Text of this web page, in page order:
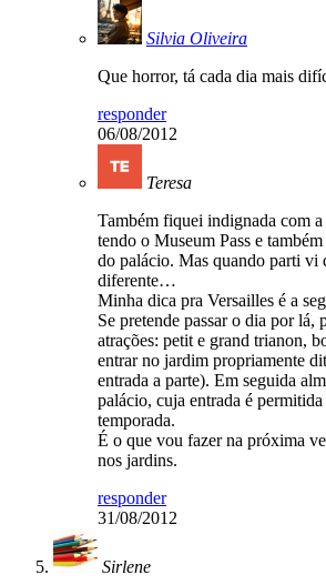
Silvia Oliveira
Que horror, tá cada dia mais
responder
06/08/2012
Teresa
Também fiquei indignada com
tendo o Museum Pass e
do palácio. Mas quando parti vi
diferente…
Minha dica pra Versailles é a
Se pretende passar o dia por lá,
atrações: petit e grand trianon,
entrar no jardim propriamente
entrada a parte). Em seguida
palácio, cuja entrada é permitida
temporada.
É o que vou fazer na próxima
nos jardins.
responder
31/08/2012
Sirlene